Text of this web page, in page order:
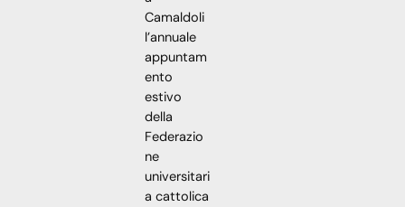
Camaldoli
l’annuale
appuntam
ento
estivo
della
Federazio
ne
universitari
a cattolica